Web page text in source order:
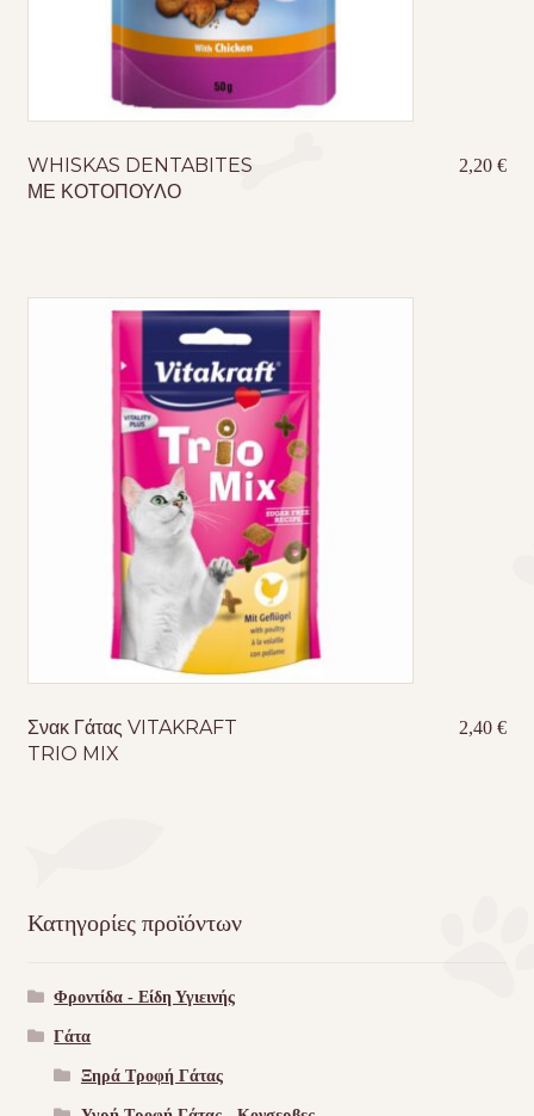
WHISKAS DENTABITES
ΜΕ ΚΟΤΟΠΟΥΛΟ
2,20€
Σνακ Γάτας VITAKRAFT
TRIO MIX
2,40€
Κατηγορίες προϊόντων
Φροντίδα - Είδη Υγιεινής
Γάτα
Ξηρά Τροφή Γάτας